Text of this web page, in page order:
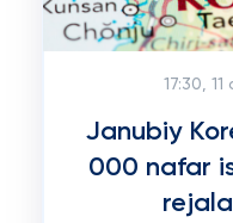
17:30,
Janubiy
000 nafar